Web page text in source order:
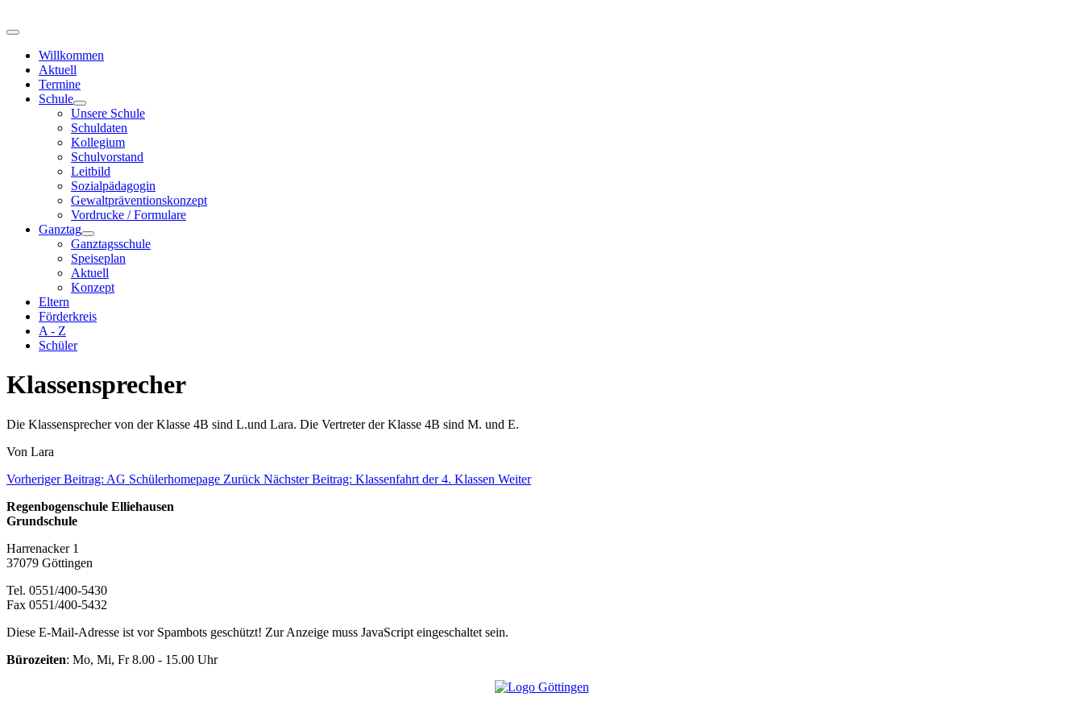
Willkommen
Aktuell
Termine
Schule
Unsere Schule
Schuldaten
Kollegium
Schulvorstand
Leitbild
Sozialpädagogin
Gewaltpräventionskonzept
Vordrucke / Formulare
Ganztag
Ganztagsschule
Speiseplan
Aktuell
Konzept
Eltern
Förderkreis
A - Z
Schüler
Klassensprecher
Die Klassensprecher von der Klasse 4B sind L.und Lara. Die Vertreter der Klasse 4B sind M. und E.
Von Lara
Vorheriger Beitrag: AG Schülerhomepage Zurück Nächster Beitrag: Klassenfahrt der 4. Klassen Weiter
Regenbogenschule Elliehausen
Grundschule
Harrenacker 1
37079 Göttingen
Tel. 0551/400-5430
Fax 0551/400-5432
Diese E-Mail-Adresse ist vor Spambots geschützt! Zur Anzeige muss JavaScript eingeschaltet sein.
Bürozeiten: Mo, Mi, Fr 8.00 - 15.00 Uhr